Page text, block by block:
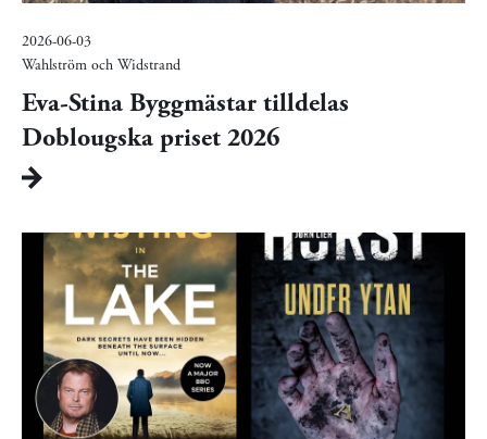
2026-06-03
Wahlström och Widstrand
Eva-Stina Byggmästar tilldelas
Doblougska priset 2026